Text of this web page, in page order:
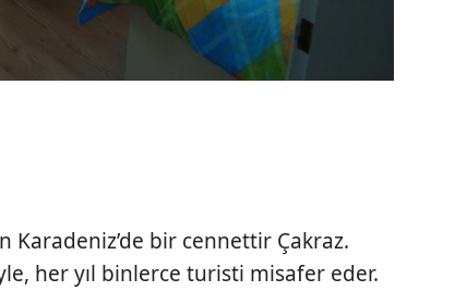
Karadeniz’de bir cennettir Çakraz.
her yıl binlerce turisti misafer eder.